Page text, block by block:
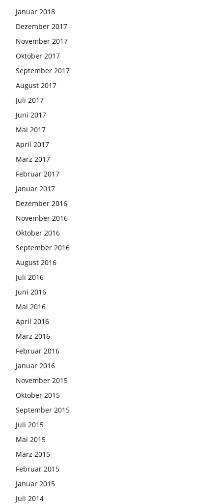
Januar 2018
Dezember 2017
November 2017
Oktober 2017
September 2017
August 2017
Juli 2017
Juni 2017
Mai 2017
April 2017
März 2017
Februar 2017
Januar 2017
Dezember 2016
November 2016
Oktober 2016
September 2016
August 2016
Juli 2016
Juni 2016
Mai 2016
April 2016
März 2016
Februar 2016
Januar 2016
November 2015
Oktober 2015
September 2015
Juli 2015
Mai 2015
März 2015
Februar 2015
Januar 2015
Juli 2014